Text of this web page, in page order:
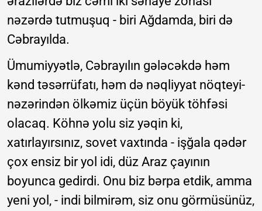
nəzərdə tutmuşuq - biri Ağdamda, biri də
Cəbrayılda.
Ümumiyyətlə, Cəbrayılın gələcəkdə həm
kənd təsərrüfatı, həm də nəqliyyat nöqteyi-
nəzərindən ölkəmiz üçün böyük töhfəsi
olacaq. Köhnə yolu siz yəqin ki,
xatırlayırsınız, sovet vaxtında - işğala qədər
çox ensiz bir yol idi, düz Araz çayının
boyunca gedirdi. Onu biz bərpa etdik, amma
yeni yol, - indi bilmirəm, siz onu görmüsünüz,